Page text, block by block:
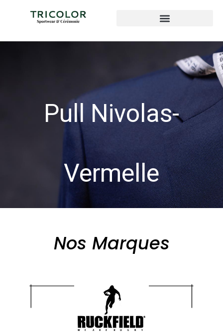
Pull Nivolas-
Vermelle
Nos Marques